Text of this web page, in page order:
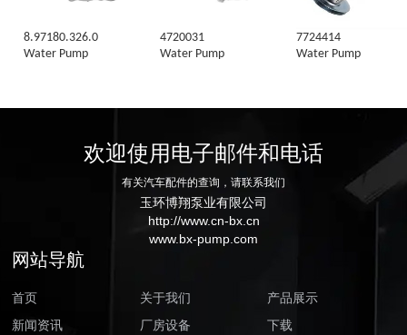
8.97180.326.0
Water Pump
4720031
Water Pump
7724414
Water Pump
欢迎使用电子邮件和电话
有关汽车配件的查询，请联系我们
玉环博翔泵业有限公司
http://www.cn-bx.cn
www.bx-pump.com
网站导航
首页 关于我们
产品展示
新闻资讯
厂房设备
下载